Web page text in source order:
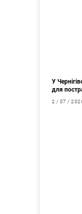
У
для
2 / 07 /